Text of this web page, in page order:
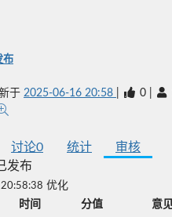
布
于 2025-06-16 20:58 0
讨论0 统计
审核
发布
优化
时间 分值 意